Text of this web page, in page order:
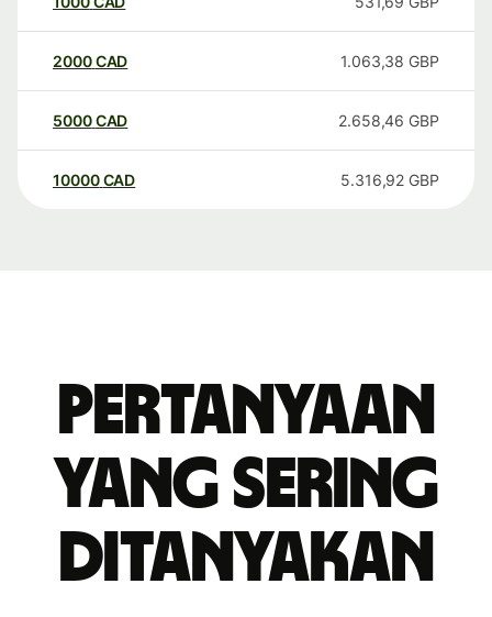
2000CAD 1.063,38 GBP
5000CAD 2.658,46 GBP
10000 CAD 5.316,92 GBP
Pertanyaan
yang sering
ditanyakan